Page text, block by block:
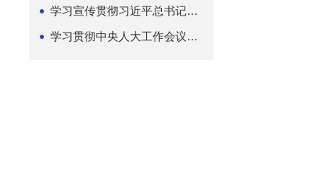
学习宣传贯彻习近平总书记关于坚持
学习贯彻中央人大工作会议精神